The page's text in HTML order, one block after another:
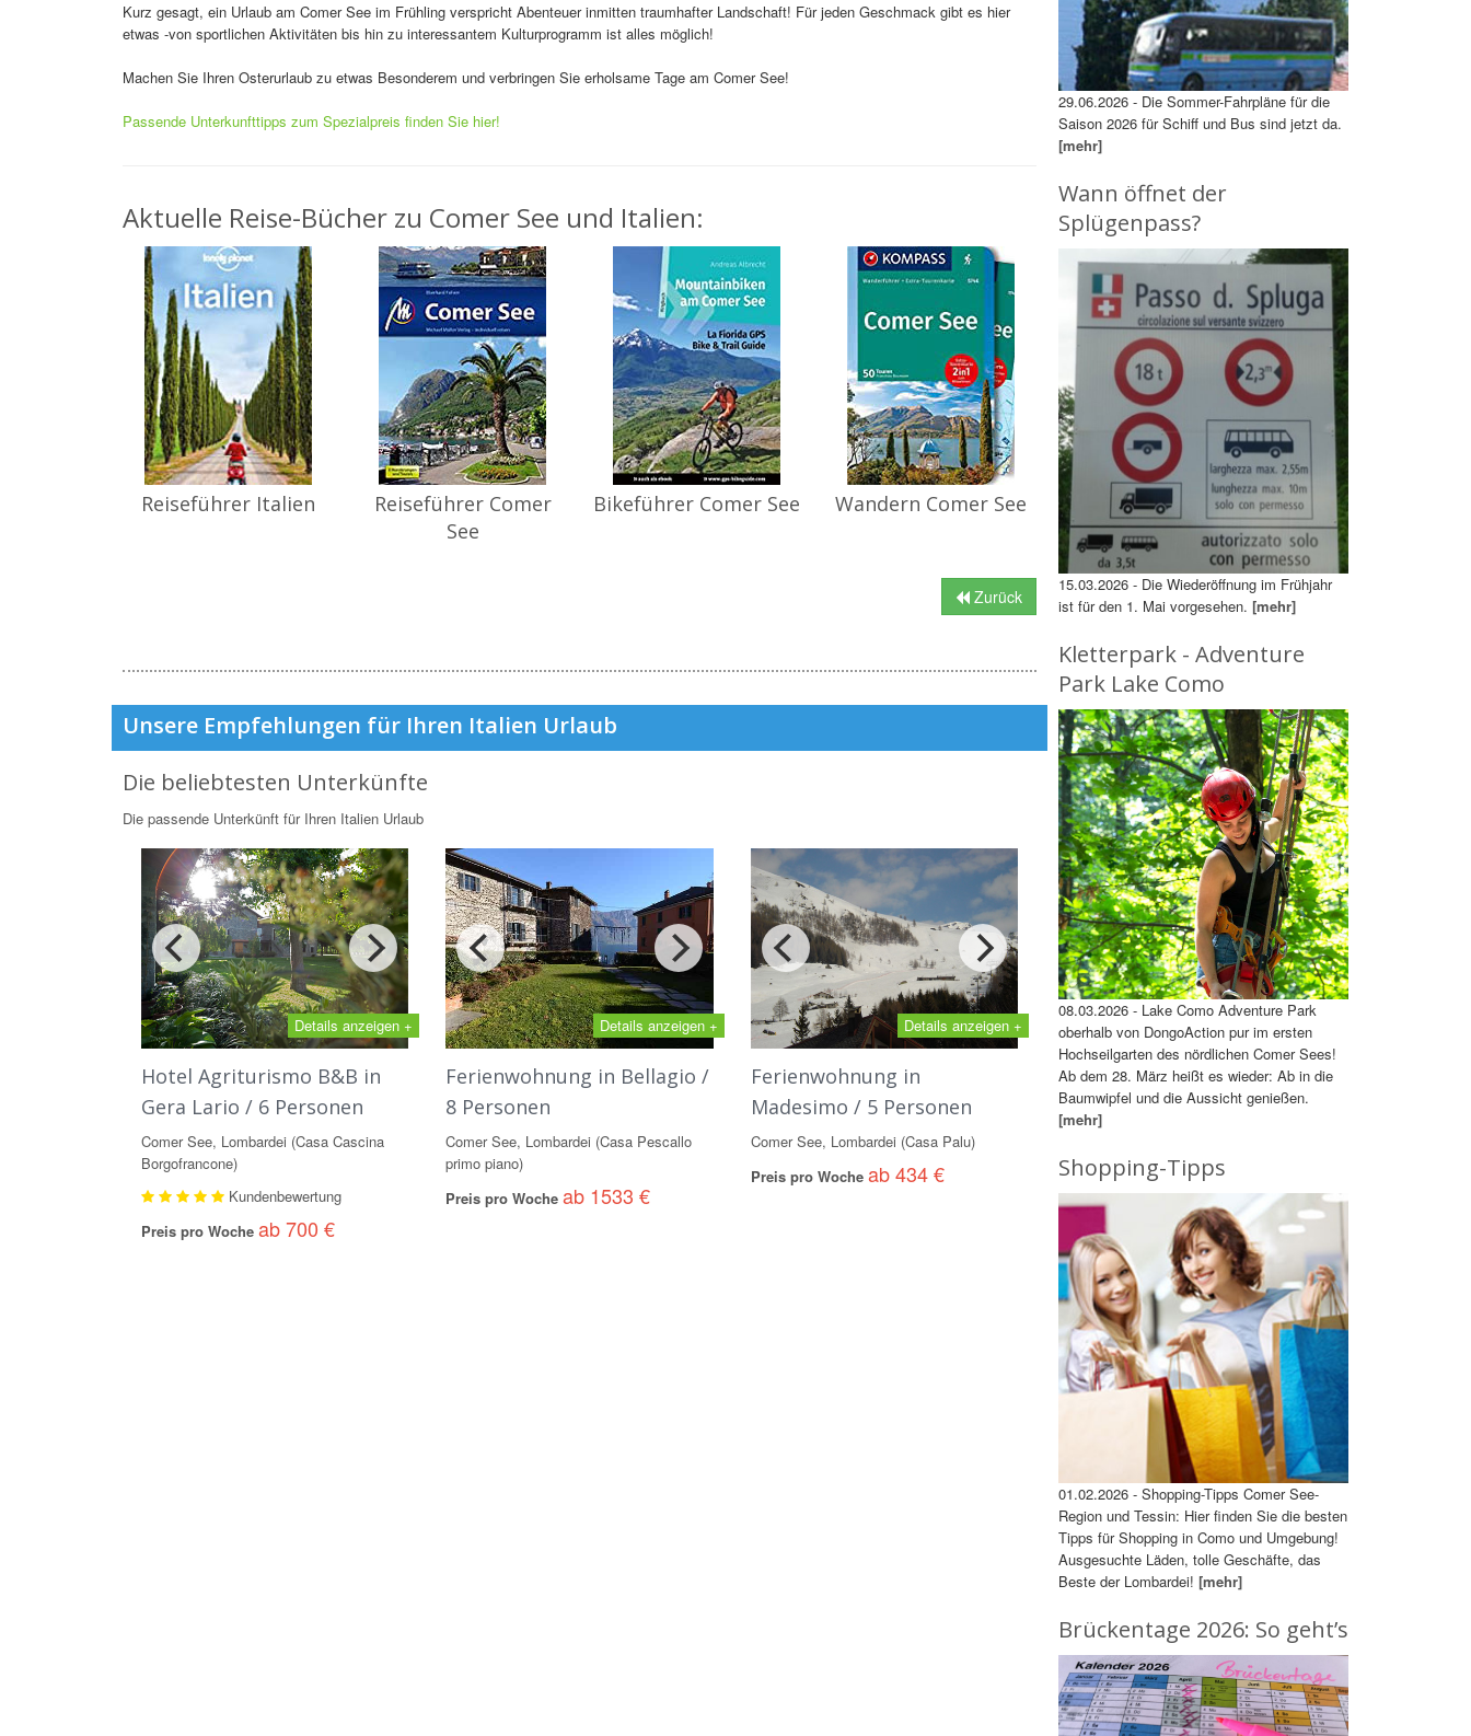
Kurz gesagt, ein Urlaub am Comer See im Frühling verspricht Abenteuer inmitten traumhafter Landschaft! Für jeden Geschmack gibt es hier
etwas -von sportlichen Aktivitäten bis hin zu interessantem Kulturprogramm ist alles möglich!
Machen Sie Ihren Osterurlaub zu etwas Besonderem und verbringen Sie erholsame Tage am Comer See!
Passende Unterkunfttipps zum Spezialpreis finden Sie hier!
Aktuelle Reise-Bücher zu Comer See und Italien:
Reiseführer Italien
Reiseführer Comer
See
Bikeführer Comer See Wandern Comer See
Zurück
Unsere Empfehlungen für Ihren Italien Urlaub
Die beliebtesten Unterkünfte
Die passende Unterkünft für Ihren Italien Urlaub
Details anzeigen +
Hotel Agriturismo B&B in
Gera Lario / 6 Personen
Comer See, Lombardei (Casa Cascina
Borgofrancone)
Kundenbewertung
Preis pro Woche ab 700 €
Details anzeigen +
Ferienwohnung in Bellagio /
8 Personen
Comer See, Lombardei (Casa Pescallo
primo piano)
Preis pro Wocheab 1533 €
Details anzeigen +
Ferienwohnung in
Madesimo / 5 Personen
Comer See, Lombardei (Casa Palu)
Preis pro Woche ab 434 €
29.06.2026 - Die Sommer-Fahrpläne für die
Saison 2026 für Schiff und Bus sind jetzt da.
[mehr]
Wann öffnet der
Splügenpass?
15.03.2026 - Die Wiederöffnung im Frühjahr
ist für den 1. Mai vorgesehen. [mehr]
Kletterpark - Adventure
Park Lake Como
08.03.2026 - Lake Como Adventure Park
oberhalb von DongoAction pur im ersten
Hochseilgarten des nördlichen Comer Sees!
Ab dem 28. März heißt es wieder: Ab in die
Baumwipfel und die Aussicht genießen.
[mehr]
Shopping-Tipps
01.02.2026 - Shopping-Tipps Comer See-
Region und Tessin: Hier finden Sie die besten
Tipps für Shopping in Como und Umgebung!
Ausgesuchte Läden, tolle Geschäfte, das
Beste der Lombardei! [mehr]
Brückentage 2026: So geht’s